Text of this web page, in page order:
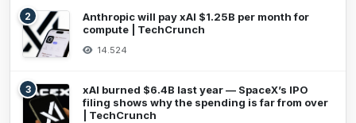
2
Anthropic will pay xAI $1.25B per month for
compute | TechCrunch
14.524
3
xAI burned $6.4B last year — SpaceX’s IPO
filing shows why the spending is far from over
| TechCrunch